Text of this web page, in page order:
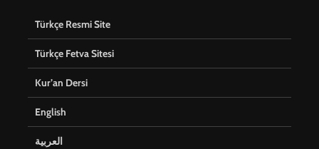
Türkçe Resmi Site
Türkçe Fetva Sitesi
Kur’an Dersi
English
العربية